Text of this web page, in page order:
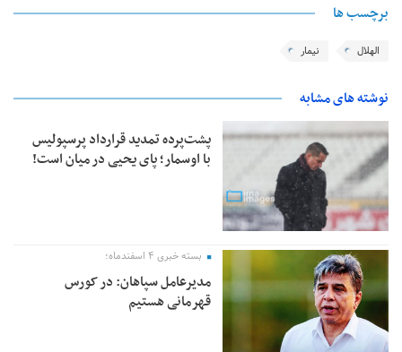
برچسب ها
الهلال نیمار
نوشته های مشابه
پشت‌پرده تمدید قرارداد پرسپولیس
با اوسمار؛ پای یحیی در میان است!
بسته خبری ۴ اسفندماه؛
مدیرعامل سپاهان: در کورس
قهرمانی هستیم